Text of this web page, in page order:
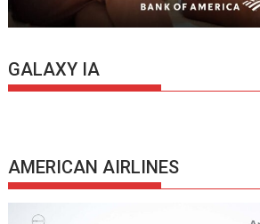
GALAXY IA
AMERICAN AIRLINES